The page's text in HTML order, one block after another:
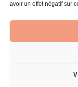
avoir un effet négatif sur